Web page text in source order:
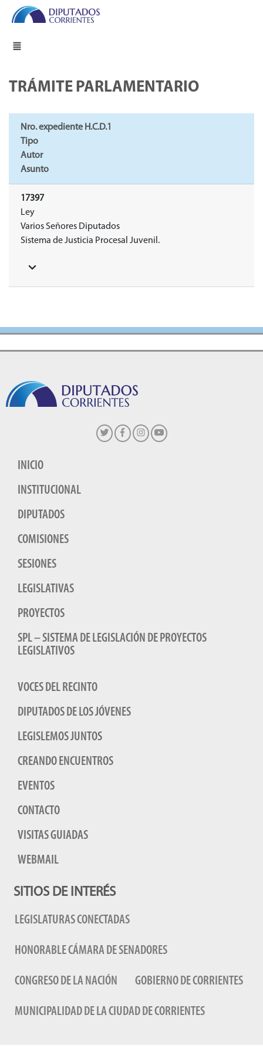
TRÁMITE PARLAMENTARIO
Nro. expediente H.C.D.1
Tipo
Autor
Asunto
17397
Ley
Varios Señores Diputados
Sistema de Justicia Procesal Juvenil.
INICIO
INSTITUCIONAL
DIPUTADOS
COMISIONES
SESIONES
LEGISLATIVAS
PROYECTOS
SPL – SISTEMA DE LEGISLACIÓN DE PROYECTOS
LEGISLATIVOS
VOCES DEL RECINTO
DIPUTADOS DE LOS JÓVENES
LEGISLEMOS JUNTOS
CREANDO ENCUENTROS
EVENTOS
CONTACTO
VISITAS GUIADAS
WEBMAIL
SITIOS DE INTERÉS
LEGISLATURAS CONECTADAS
HONORABLE CÁMARA DE SENADORES
CONGRESO DE LA NACIÓN GOBIERNO DE CORRIENTES
MUNICIPALIDAD DE LA CIUDAD DE CORRIENTES